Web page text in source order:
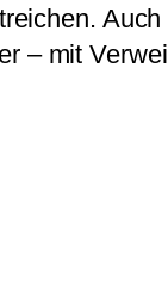
– mit